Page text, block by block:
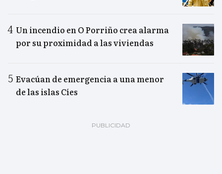
Un incendio en O Porriño crea alarma
por su proximidad a las viviendas
Evacúan de emergencia a una menor
de las islas Cíes